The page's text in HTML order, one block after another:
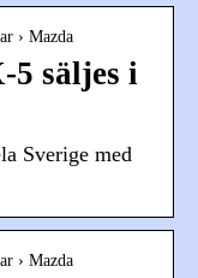
› Mazda
5 säljes i
Sverige med
› Mazda